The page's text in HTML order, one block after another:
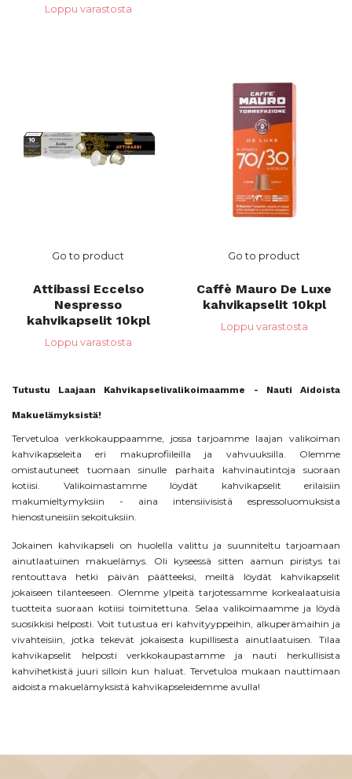
Loppu varastosta
Go to product
Attibassi Eccelso
Nespresso
kahvikapselit 10kpl
Loppu varastosta
Go to product
Caffè Mauro De Luxe
kahvikapselit 10kpl
Loppu varastosta
Tutustu Laajaan Kahvikapselivalikoimaamme - Nauti Aidoista
Makuelämyksistä!
Tervetuloa verkkokauppaamme, jossa tarjoamme laajan valikoiman
kahvikapseleita eri makuprofiileilla ja vahvuuksilla. Olemme
omistautuneet tuomaan sinulle parhaita kahvinautintoja suoraan
kotiisi. Valikoimastamme löydät kahvikapselit erilaisiin
makumieltymyksiin - aina intensiivisistä espressoluomuksista
hienostuneisiin sekoituksiin.
Jokainen kahvikapseli on huolella valittu ja suunniteltu tarjoamaan
ainutlaatuinen makuelämys. Oli kyseessä sitten aamun piristys tai
rentouttava hetki päivän päätteeksi, meiltä löydät kahvikapselit
jokaiseen tilanteeseen. Olemme ylpeitä tarjotessamme korkealaatuisia
tuotteita suoraan kotiisi toimitettuna. Selaa valikoimaamme ja löydä
suosikkisi helposti. Voit tutustua eri kahvityyppeihin, alkuperämaihin ja
vivahteisiin, jotka tekevät jokaisesta kupillisesta ainutlaatuisen. Tilaa
kahvikapselit helposti verkkokaupastamme ja nauti herkullisista
kahvihetkistä juuri silloin kun haluat. Tervetuloa mukaan nauttimaan
aidoista makuelämyksistä kahvikapseleidemme avulla!